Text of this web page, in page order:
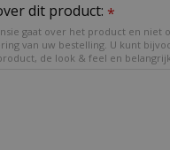
dit product: *
gaat over het product en niet
van uw bestelling. U kunt
de look & feel en